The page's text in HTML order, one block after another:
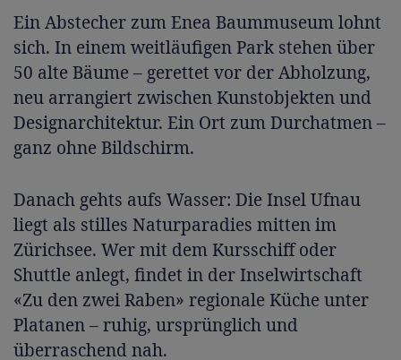
Ein Abstecher zum Enea Baummuseum lohnt
sich. In einem weitläufigen Park stehen über
50 alte Bäume – gerettet vor der Abholzung,
neu arrangiert zwischen Kunstobjekten und
Designarchitektur. Ein Ort zum Durchatmen –
ganz ohne Bildschirm.
Danach gehts aufs Wasser: Die Insel Ufnau
liegt als stilles Naturparadies mitten im
Zürichsee. Wer mit dem Kursschiff oder
Shuttle anlegt, findet in der Inselwirtschaft
«Zu den zwei Raben» regionale Küche unter
Platanen – ruhig, ursprünglich und
überraschend nah.